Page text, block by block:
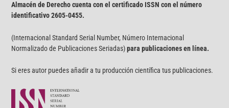
Almacén de Derecho cuenta con el certificado ISSN con el número
identificativo2605-0455.
(Internacional Standard Serial Number, Número Internacional
Normalizado de Publicaciones Seriadas)para publicaciones en línea.
Si eres autor puedes añadir a tu producción científica tus publicaciones.